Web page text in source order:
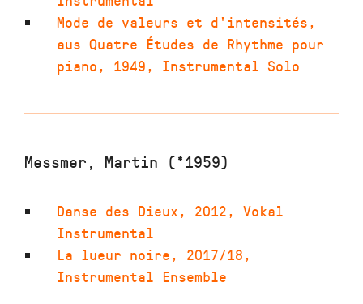
Mode de valeurs et d'intensités,
aus Quatre Études de Rhythme pour
piano, 1949, Instrumental Solo
Messmer, Martin (*1959)
Danse des Dieux, 2012, Vokal
Instrumental
La lueur noire, 2017/18,
Instrumental Ensemble